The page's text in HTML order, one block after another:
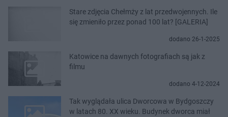
Stare zdjęcia Chełmży z lat przedwojennych. Ile
się zmieniło przez ponad 100 lat? [GALERIA]
dodano 26-1-2025
Katowice na dawnych fotografiach są jak z
filmu
dodano 4-12-2024
Tak wyglądała ulica Dworcowa w Bydgoszczy
w latach 80. XX wieku. Budynek dworca miał